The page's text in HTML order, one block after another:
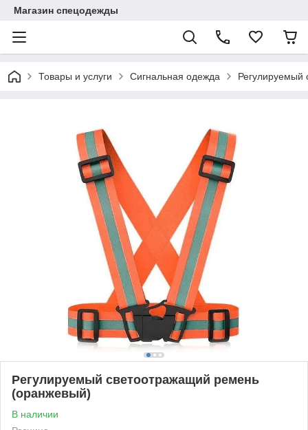
Магазин спецодежды
Товары и услуги Сигнальная одежда Регулируемый
Регулируемый светоотражащий ремень
(оранжевый)
В наличии